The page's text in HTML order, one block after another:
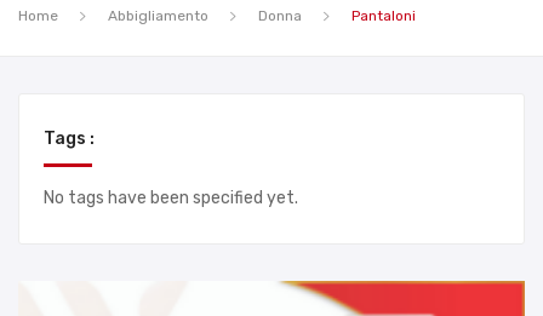
Home Abbigliamento Donna Pantaloni
Tags :
No tags have been specified yet.